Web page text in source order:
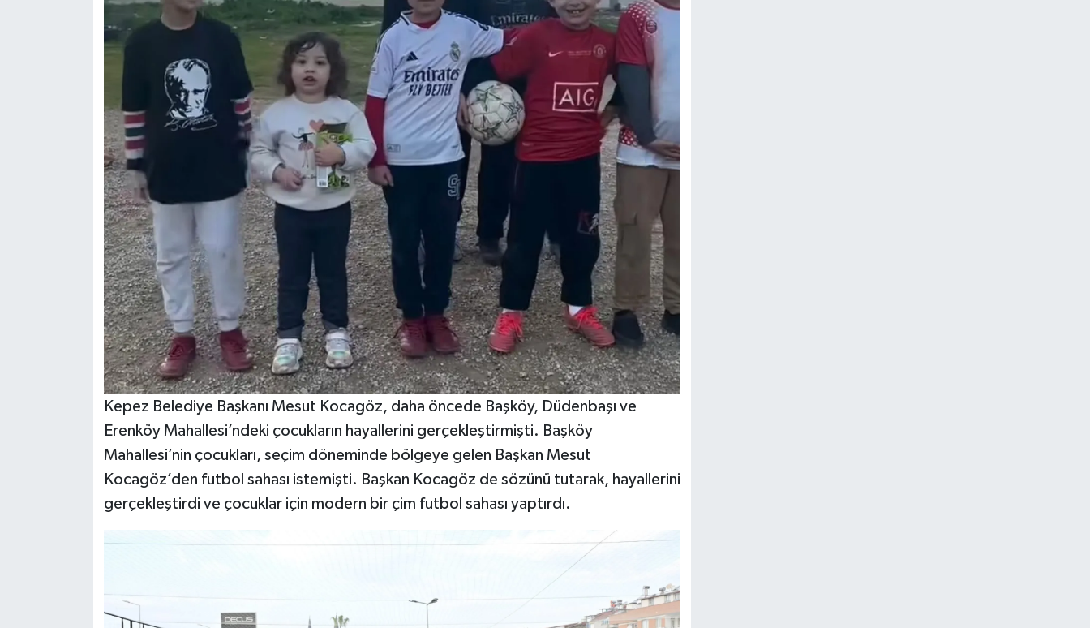
Kepez Belediye Başkanı Mesut Kocagöz, daha öncede Başköy, Düdenbaşı ve
Erenköy Mahallesi’ndeki çocukların hayallerini gerçekleştirmişti. Başköy
Mahallesi’nin çocukları, seçim döneminde bölgeye gelen Başkan Mesut
Kocagöz’den futbol sahası istemişti. Başkan Kocagöz de sözünü tutarak, hayallerini
gerçekleştirdi ve çocuklar için modern bir çim futbol sahası yaptırdı.